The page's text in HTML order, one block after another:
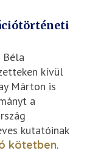
Béla
kívül
Márton is
a
kutatóinak
kötetben.